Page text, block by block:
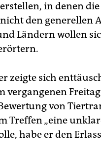
in denen
den generellen
Ländern wollen
zeigte sich
vergangenen
von
Treffen „eine
habe er den